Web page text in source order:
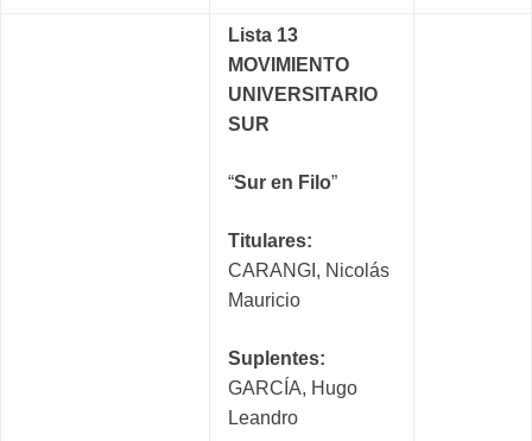
Lista 13
MOVIMIENTO
UNIVERSITARIO
SUR
“Sur en Filo”
Titulares:
CARANGI, Nicolás
Mauricio
Suplentes:
GARCÍA, Hugo
Leandro